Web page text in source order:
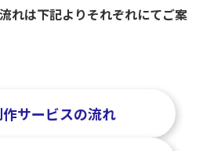
れは下記よりそれぞれにてご案
サービスの流れ